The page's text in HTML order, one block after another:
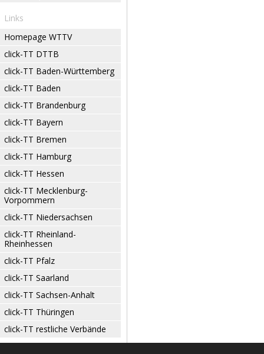
Links
Homepage WTTV
click-TT DTTB
click-TT Baden-Württemberg
click-TT Baden
click-TT Brandenburg
click-TT Bayern
click-TT Bremen
click-TT Hamburg
click-TT Hessen
click-TT Mecklenburg-
Vorpommern
click-TT Niedersachsen
click-TT Rheinland-
Rheinhessen
click-TT Pfalz
click-TT Saarland
click-TT Sachsen-Anhalt
click-TT Thüringen
click-TT restliche Verbände